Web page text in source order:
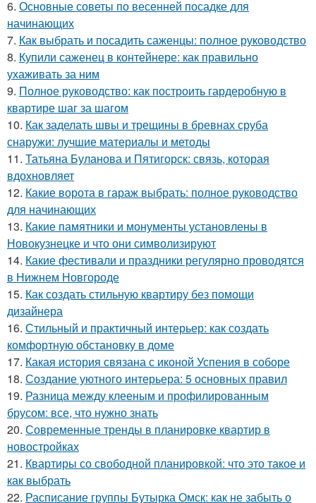
6. Основные советы по весенней посадке для
начинающих
7. Как выбрать и посадить саженцы: полное руководство
8. Купили саженец в контейнере: как правильно
ухаживать за ним
9. Полное руководство: как построить гардеробную в
квартире шаг за шагом
10. Как заделать швы и трещины в бревнах сруба
снаружи: лучшие материалы и методы
11. Татьяна Буланова и Пятигорск: связь, которая
вдохновляет
12. Какие ворота в гараж выбрать: полное руководство
для начинающих
13. Какие памятники и монументы установлены в
Новокузнецке и что они символизируют
14. Какие фестивали и праздники регулярно проводятся
в Нижнем Новгороде
15. Как создать стильную квартиру без помощи
дизайнера
16. Стильный и практичный интерьер: как создать
комфортную обстановку в доме
17. Какая история связана с иконой Успения в соборе
18. Создание уютного интерьера: 5 основных правил
19. Разница между клееным и профилированным
брусом: все, что нужно знать
20. Современные тренды в планировке квартир в
новостройках
21. Квартиры со свободной планировкой: что это такое и
как выбрать
22. Расписание группы Бутырка Омск: как не забыть о